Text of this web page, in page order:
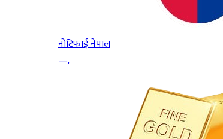
नोटिफाई नेपाल
—,